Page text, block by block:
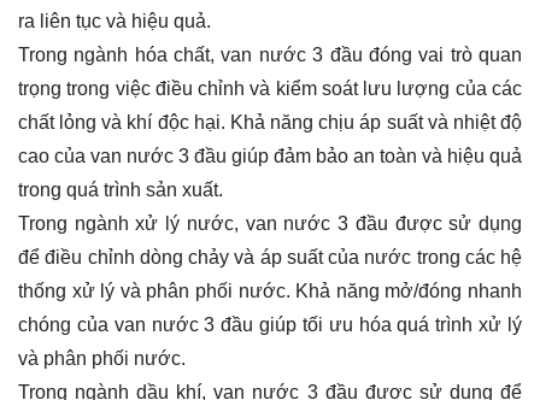
ra liên tục và hiệu quả.
Trong ngành hóa chất, van nước 3 đầu đóng vai trò quan
trọng trong việc điều chỉnh và kiểm soát lưu lượng của các
chất lỏng và khí độc hại. Khả năng chịu áp suất và nhiệt độ
cao của van nước 3 đầu giúp đảm bảo an toàn và hiệu quả
trong quá trình sản xuất.
Trong ngành xử lý nước, van nước 3 đầu được sử dụng
để điều chỉnh dòng chảy và áp suất của nước trong các hệ
thống xử lý và phân phối nước. Khả năng mở/đóng nhanh
chóng của van nước 3 đầu giúp tối ưu hóa quá trình xử lý
và phân phối nước.
Trong ngành dầu khí, van nước 3 đầu được sử dụng để